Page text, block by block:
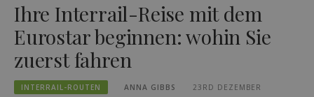
Ihre Interrail-Reise mit dem
Eurostar beginnen: wohin Sie
zuerst fahren
INTERRAIL-ROUTEN ANNA GIBBS
23RD DEZEMBER